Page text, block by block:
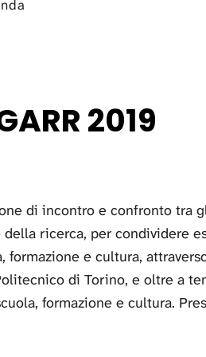
2019
di incontro e confronto
ricerca, per condividere
formazione e cultura,
di Torino, e oltre a
formazione e cultura.